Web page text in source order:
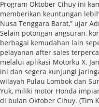
Program Oktober Cihuy ini
memberikan keuntungan
Nusa Tenggara Barat,” ujar
Selain potongan angsuran,
berbagai kemudahan lain
pelayanan after sales
melalui aplikasi Motorku X.
ini dan segera kunjungi
wilayah Pulau Lombok dan
Yuk, miliki motor Honda
di bulan Oktober Cihuy. (Tim